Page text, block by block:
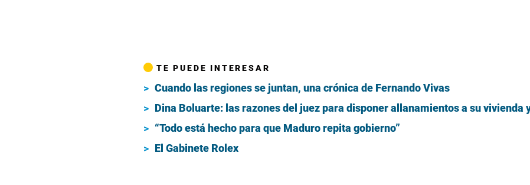
TE PUEDE INTERESAR
Cuando las regiones se juntan, una crónica de Fernando Vivas
Dina Boluarte: las razones del juez para disponer allanamientos a su vivienda
“Todo está hecho para que Maduro repita gobierno”
El Gabinete Rolex